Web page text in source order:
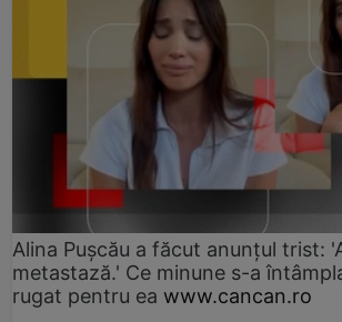
Alina Pușcău a făcut anunțul trist:
metastază.' Ce minune s-a
rugat pentru ea www.cancan.ro